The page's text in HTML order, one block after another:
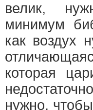
велик,
минимум
как воздух
которая
нужно,